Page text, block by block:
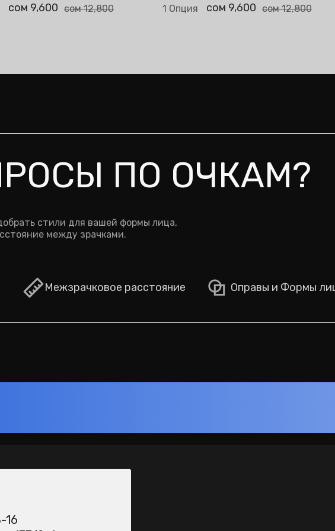
сом 9,600 сом 12,800 1 Опция
сом 9,600 сом 12,800
ПО ОЧКАМ?
стили для вашей формы лица,
между зрачками.
Межзрачковое расстояние Оправы и Формы
16